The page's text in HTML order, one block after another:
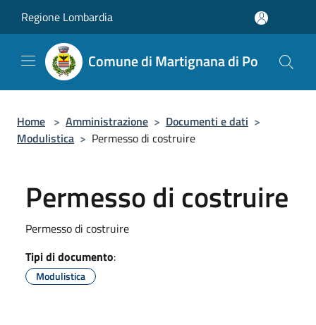
Regione Lombardia
Comune di Martignana di Po
Home > Amministrazione > Documenti e dati >
Modulistica > Permesso di costruire
Permesso di costruire
Permesso di costruire
Tipi di documento:
Modulistica